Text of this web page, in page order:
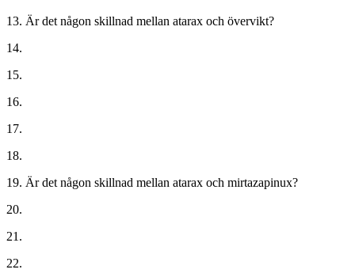
13. Är det någon skillnad mellan atarax och övervikt?
14.
15.
16.
17.
18.
19. Är det någon skillnad mellan atarax och mirtazapinux?
20.
21.
22.